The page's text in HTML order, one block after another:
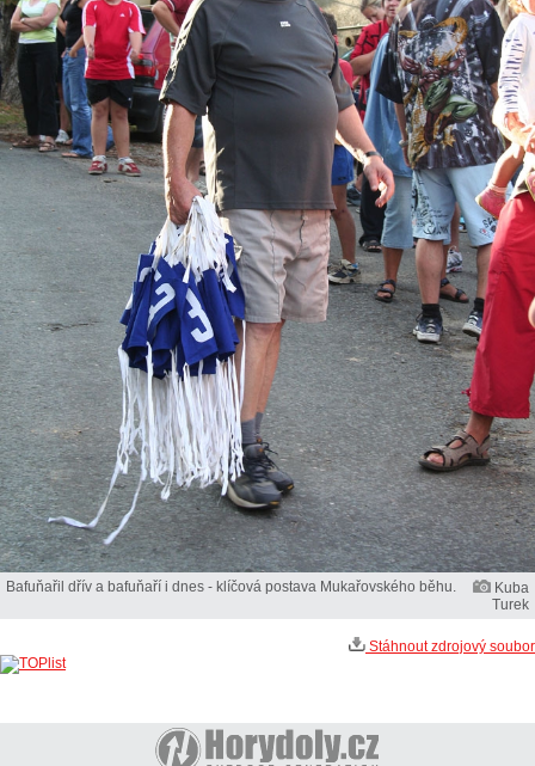
Bafuňařil dřív a bafuňaří i dnes - klíčová postava Mukařovského běhu.
Kuba
Turek
Stáhnout zdrojový soubor